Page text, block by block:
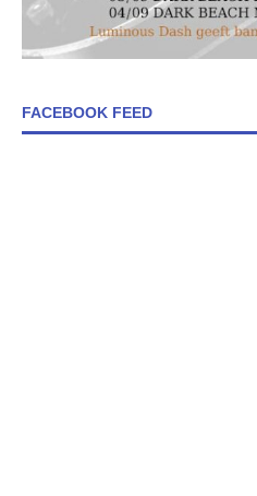
FACEBOOK FEED